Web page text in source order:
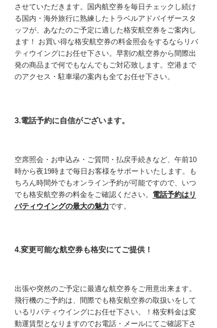
させていただきます。国内航空券を毎日チェックし続け
る国内・海外旅行に熟練したトラベルアドバイザースタ
ッフが、あなたのご予定に適した格安航空券をご案内し
ます！ お買い得な格安航空券の料金照会をするならリバ
ティウイングにお任せ下さい。早割の航空券から間際出
発の商品まで何でもなんでもご対応致します。空港まで
のアクセス・駐車場の案内も全てお任せ下さい。
3.電話予約に自信がございます。
空席照会・お申込み・ご質問・払戻手続きなど、午前10
時から夜19時まで毎日お客様をサポートいたします。も
ちろん時間外でもオンライン予約が可能ですので、いつ
でも格安航空券の料金をご確認ください。 電話予約はリ
バティウイングの最大の魅力です。
4.変更可能な航空券も格安にてご提供！
出張や突然のご予定に最適な航空券をご用意出来ます。
飛行機のご予約は、間際でも格安航空券の取扱いをして
いるリバティウイングにお任せ下さい。！格安料金は変
動運賃型となりますのでお電話・メールにてご確認下さ